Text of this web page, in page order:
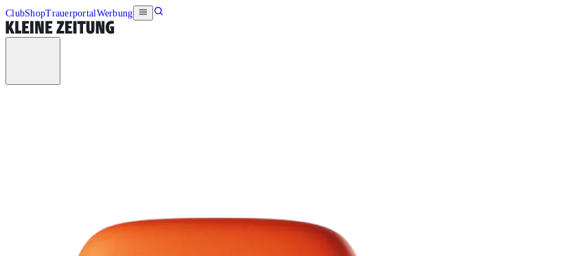
ClubShopTrauerportalWerbung